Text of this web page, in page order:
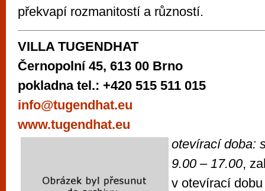
překvapí rozmanitostí a růzností.
VILLA TUGENDHAT
Černopolní 45, 613 00 Brno
pokladna tel.: +420 515 511 015
info@tugendhat.eu
www.tugendhat.eu
otevírací doba:
9.00 – 17.00,
v otevírací